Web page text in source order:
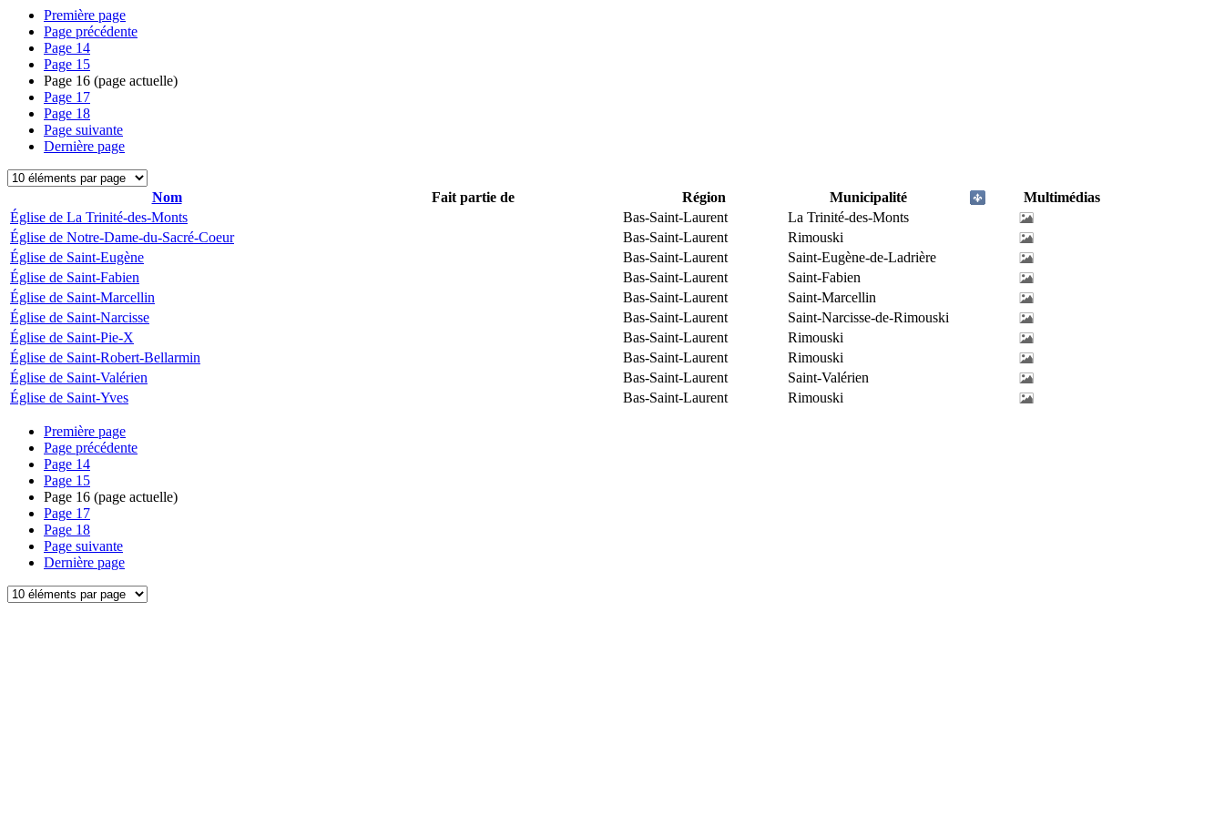
Première page
Page précédente
Page 14
Page 15
Page 16 (page actuelle)
Page 17
Page 18
Page suivante
Dernière page
Nom Fait partie de Région Municipalité
Multimédias
Église de La Trinité-des-Monts
Bas-Saint-Laurent
La Trinité-des-Monts
Église de Notre-Dame-du-Sacré-Coeur
Bas-Saint-Laurent
Rimouski
Église de Saint-Eugène
Bas-Saint-Laurent
Saint-Eugène-de-Ladrière
Église de Saint-Fabien
Bas-Saint-Laurent
Saint-Fabien
Église de Saint-Marcellin
Bas-Saint-Laurent
Saint-Marcellin
Église de Saint-Narcisse
Bas-Saint-Laurent
Saint-Narcisse-de-Rimouski
Église de Saint-Pie-X
Bas-Saint-Laurent
Rimouski
Église de Saint-Robert-Bellarmin
Bas-Saint-Laurent
Rimouski
Église de Saint-Valérien
Bas-Saint-Laurent
Saint-Valérien
Église de Saint-Yves
Bas-Saint-Laurent Rimouski
Première page
Page précédente
Page 14
Page 15
Page 16 (page actuelle)
Page 17
Page 18
Page suivante
Dernière page